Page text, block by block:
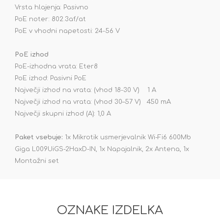
Vrsta hlajenja: Pasivno
PoE noter: 802.3af/at
PoE v vhodni napetosti: 24-56 V
PoE izhod
PoE-izhodna vrata: Eter8
PoE izhod: Pasivni PoE
Največji izhod na vrata: (vhod 18-30 V) 1 A
Največji izhod na vrata: (vhod 30–57 V) 450 mA
Največji skupni izhod (A): 1,0 A
Paket vsebuje: 1x Mikrotik usmerjevalnik Wi-Fi6 600Mb
Giga L009UiGS-2HaxD-IN, 1x Napajalnik, 2x Antena, 1x
Montažni set
OZNAKE IZDELKA